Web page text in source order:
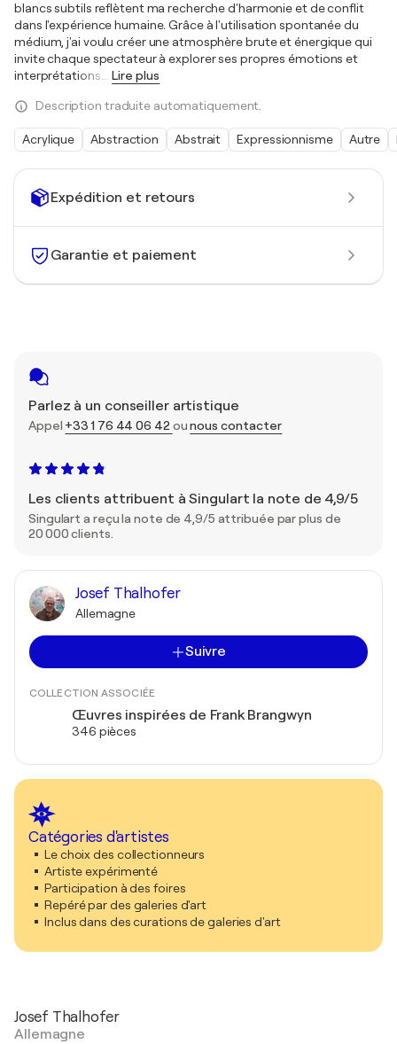
Expédition et retours
Garantie et paiement
Parlez à un conseiller artistique
Appel +33 1 76 44 06 42ounous contacter
Les clients attribuent à Singulart la note de 4,9/5
Singulart a reçu la note de 4,9/5 attribuée par plus de
20 000 clients.
Josef Thalhofer
Allemagne
Suivre
COLLECTION ASSOCIÉE
Œuvres inspirées de Frank Brangwyn
346 pièces
Catégories d'artistes
Le choix des collectionneurs
Artiste expérimenté
Participation à des foires
Repéré par des galeries d'art
Inclus dans des curations de galeries d'art
blancs subtils reflètent ma recherche d'harmonie et de conflit
dans l'expérience humaine. Grâce à l'utilisation spontanée du
médium, j'ai voulu créer une atmosphère brute et énergique qui
invite chaque spectateur à explorer ses propres émotions et
interprétations.… Lire plus
Description traduite automatiquement.
Acrylique Abstraction Abstrait Expressionnisme Autre
Josef Thalhofer
Allemagne